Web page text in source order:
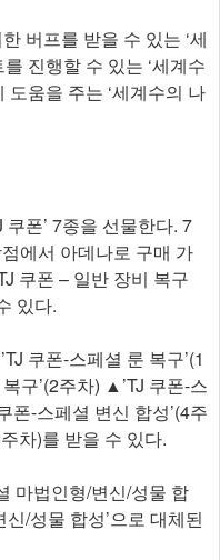
버프를 받을 수 있는 ‘세
진행할 수 있는 ‘세계수
움을 주는 ‘세계수의 나
폰’ 7종을 선물한다. 7
에서 아데나로 구매 가
쿠폰 – 일반 장비 복구
있다.
쿠폰-스페셜 룬 복구’(1
구’(2주차) ▲’TJ 쿠폰-스
폰-스페셜 변신 합성’(4주
차)를 받을 수 있다.
마법인형/변신/성물 합
신/성물 합성’으로 대체된